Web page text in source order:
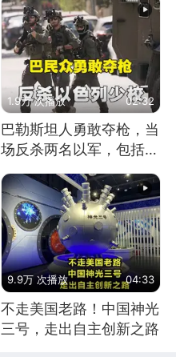
1.9万 次播放 02:32
巴勒斯坦人勇敢夺枪，当
场反杀两名以军，包括一
9.9万 次播放 04:33
不走美国老路！中国神光
三号，走出自主创新之路